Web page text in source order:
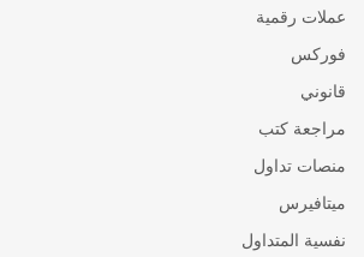
عملات رقمية
فوركس
قانوني
مراجعة كتب
منصات تداول
ميتافيرس
نفسية المتداول